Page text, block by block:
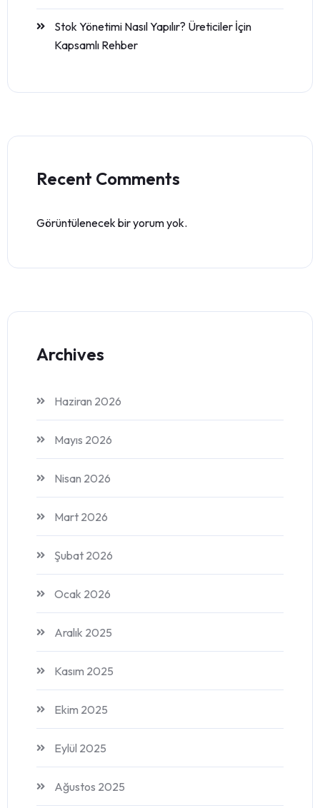
Stok Yönetimi Nasıl Yapılır? Üreticiler İçin
Kapsamlı Rehber
Recent Comments
Görüntülenecek bir yorum yok.
Archives
Haziran 2026
Mayıs 2026
Nisan 2026
Mart 2026
Şubat 2026
Ocak 2026
Aralık 2025
Kasım 2025
Ekim 2025
Eylül 2025
Ağustos 2025